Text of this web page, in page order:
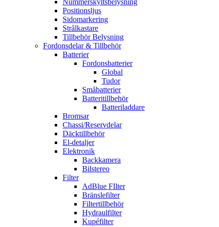
Nummerskyltsbelysning
Positionsljus
Sidomarkering
Strålkastare
Tillbehör Belysning
Fordonsdelar & Tillbehör
Batterier
Fordonsbatterier
Global
Tudor
Småbatterier
Batteritillbehör
Batteriladdare
Bromsar
Chassi/Reservdelar
Däcktillbehör
El-detaljer
Elektronik
Backkamera
Bilstereo
Filter
AdBlue FIlter
Bränslefilter
Filtertillbehör
Hydraulfilter
Kupéfilter